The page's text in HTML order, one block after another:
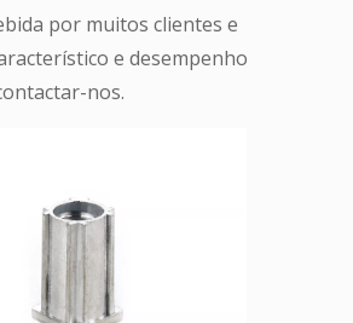
por muitos clientes e
e desempenho
nos.